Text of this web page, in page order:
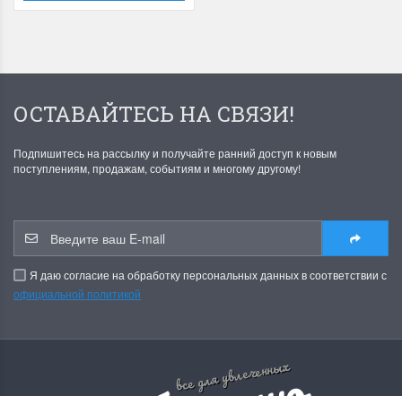
ОСТАВАЙТЕСЬ НА СВЯЗИ!
Подпишитесь на рассылку и получайте ранний доступ к новым
поступлениям, продажам, событиям и многому другому!
Я даю согласие на обработку персональных данных в соответствии с
официальной политикой
все для увлеченных